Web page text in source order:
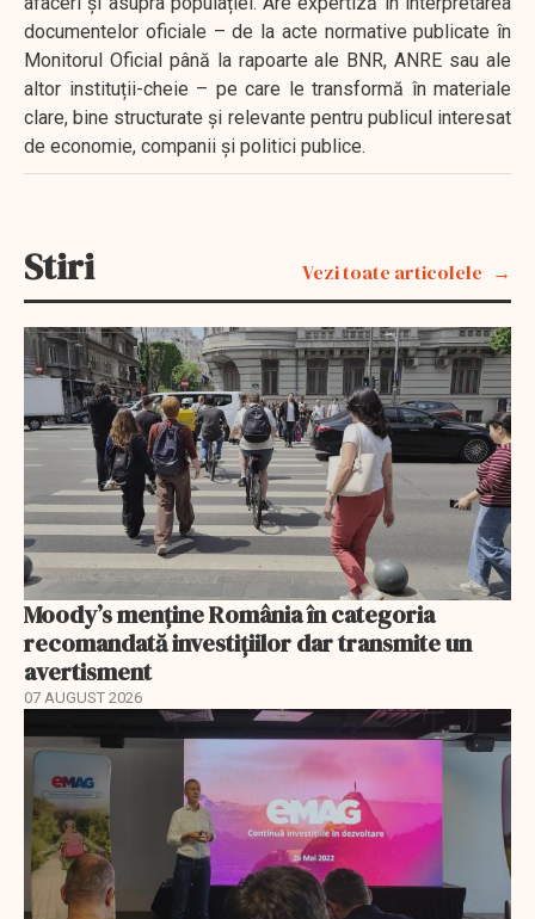
documentelor oficiale – de la acte normative publicate în
Monitorul Oficial până la rapoarte ale BNR, ANRE sau ale
altor instituții-cheie – pe care le transformă în materiale
clare, bine structurate și relevante pentru publicul interesat
de economie, companii și politici publice.
Stiri Vezi toate articolele
Moody’s menține România în categoria
recomandată investițiilor dar transmite un
avertisment
07 AUGUST 2026